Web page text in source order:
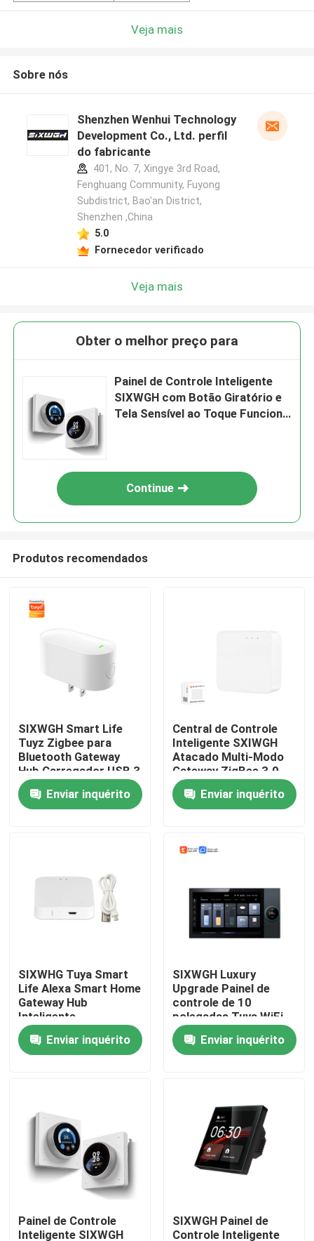
Produtos
Sobre nós
Excursão da fábrica
Controle da qualidade
Contacte-nos
Interruptor esperto de Homekit
Interruptores Wi-Fi Inteligentes
Interruptor Inteligente Zigbee
Veja mais
Sobre nós
Shenzhen Wenhui Technology
Development Co., Ltd. perfil
do fabricante
401, No. 7, Xingye 3rd Road,
Fenghuang Community, Fuyong
Subdistrict, Bao'an District,
Shenzhen ,China
5.0
Fornecedor verificado
Veja mais
Obter o melhor preço para
Painel de Controle Inteligente
SIXWGH com Botão Giratório e
Tela Sensível ao Toque Funciona
Continue
Produtos recomendados
SIXWGH Smart Life
Tuyz Zigbee para
Bluetooth Gateway
Hub Carregador USB 3
em 1 Multi-Protocolo
Dispositivos de Casa
Inteligente
Enviar inquérito
Central de Controle
Inteligente SXIWGH
Atacado Multi-Modo
Gateway ZigBee 3.0
para Bluetooth WiFi
Hub Compatível Tuya
Google Home
Enviar inquérito
SIXWHG Tuya Smart
Life Alexa Smart Home
Gateway Hub
Inteligente
Multifuncional para
Casa Inteira Controle
para Dispositivos
Enviar inquérito
SIXWGH Luxury
Upgrade Painel de
controle de 10
polegadas Tuya WiFi
Zigbee Gateway App
Voz Música de fundo
Multi-Scenário Bar
Enviar inquérito
Painel de Controle
Inteligente SIXWGH
SIXWGH Painel de
Controle Inteligente